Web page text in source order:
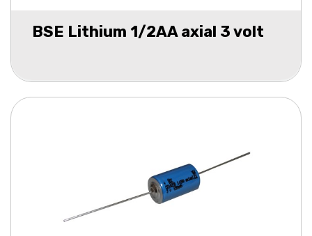
BSE Lithium 1/2AA axial 3 volt